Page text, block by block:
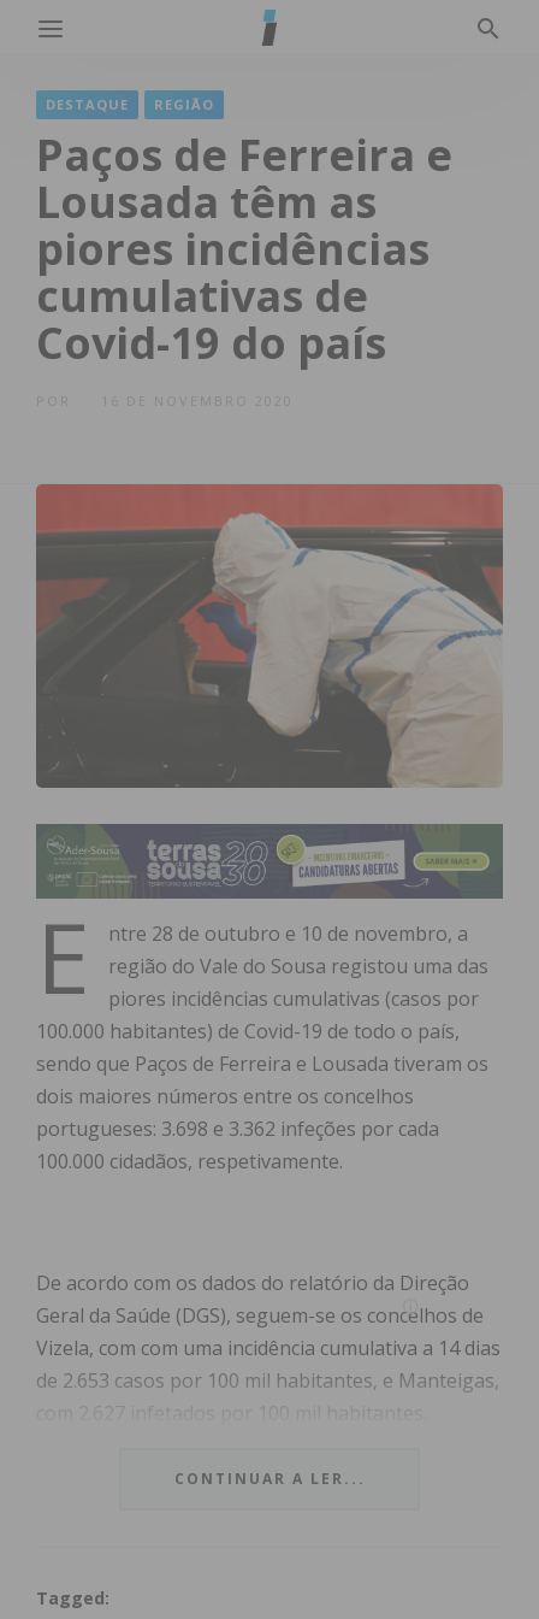
DESTAQUE REGIÃO
Paços de Ferreira e
Lousada têm as
piores incidências
cumulativas de
Covid-19 do país
E
ntre 28 de outubro e 10 de novembro, a
região do Vale do Sousa registou uma das
piores incidências cumulativas (casos por
100.000 habitantes) de Covid-19 de todo o país,
sendo que Paços de Ferreira e Lousada tiveram os
dois maiores números entre os concelhos
portugueses: 3.698 e 3.362 infeções por cada
100.000 cidadãos, respetivamente.
De acordo com os dados do relatório da Direção
Geral da Saúde (DGS), seguem-se os concelhos de
Vizela, com com uma incidência cumulativa a 14 dias
de 2.653 casos por 100 mil habitantes, e Manteigas,
Paredes é o quinto concelho do país com maior
Castelo de Paiva 783.
CONTINUAR A LER...
Tagged: